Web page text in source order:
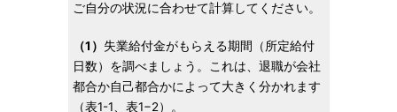
ご自分の状況に合わせて計算してください。
（1） 失業給付金がもらえる期間（所定給付
日数）を調べましょう。これは、退職が会社
都合か自己都合かによって大きく分かれます
（表1-1、表1−2）。